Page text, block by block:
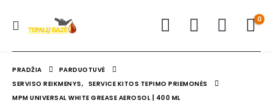
0
PRADŽIA
PARDUOTUVĖ
SERVISO REIKMENYS, SERVICE KITOS TEPIMO PRIEMONĖS
MPM UNIVERSAL WHITE GREASE AEROSOL | 400 ML